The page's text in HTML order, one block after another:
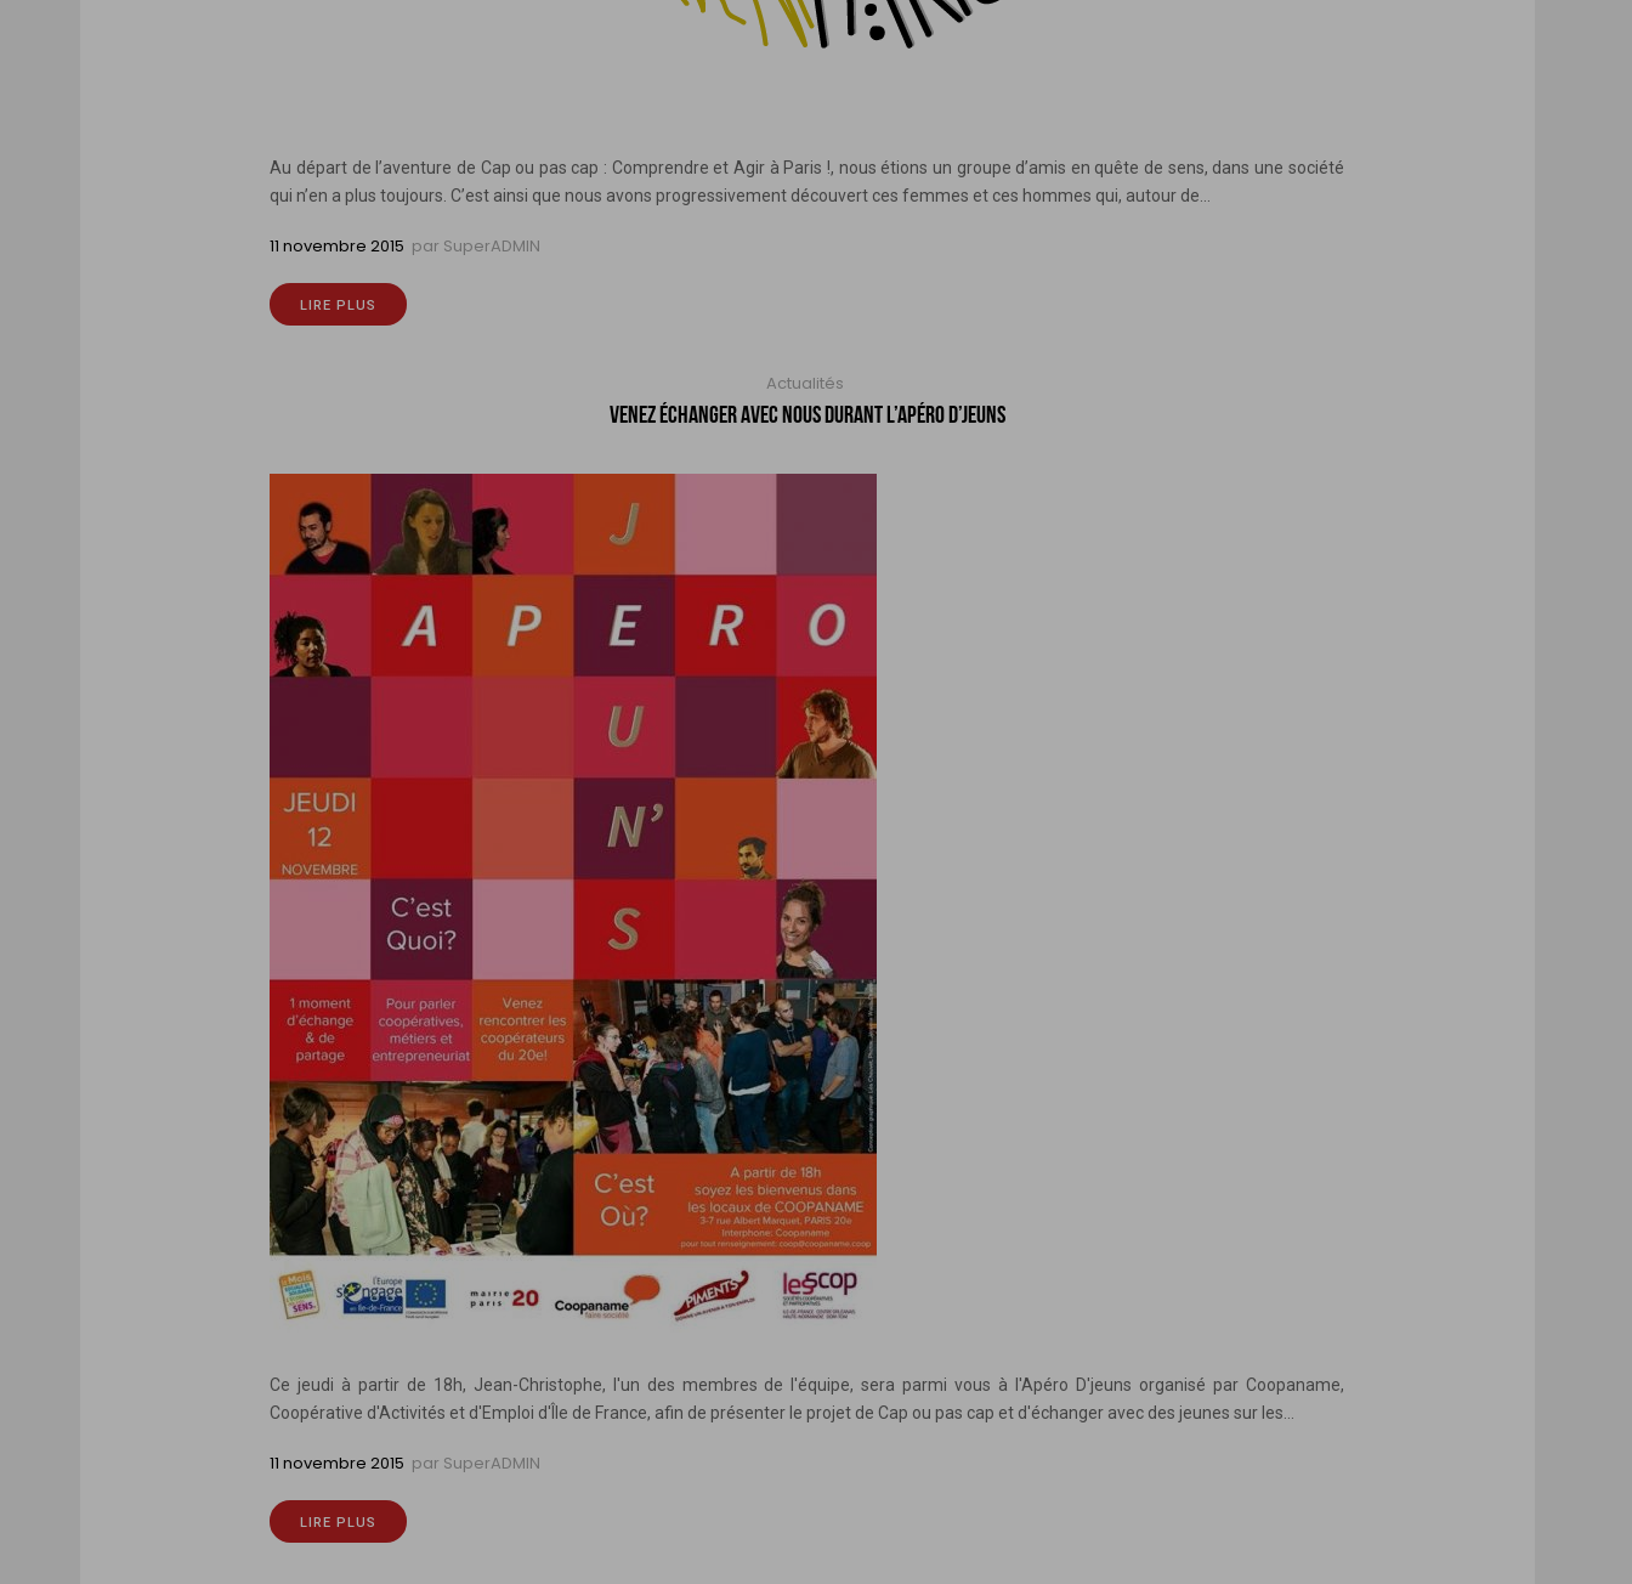
Au départ de l’aventure de Cap ou pas cap : Comprendre et Agir à Paris !, nous étions un groupe d’amis en quête de sens, dans une société
qui n’en a plus toujours. C’est ainsi que nous avons progressivement découvert ces femmes et ces hommes qui, autour de...
11 novembre 2015 par SuperADMIN
LIRE PLUS
Actualités
VENEZ ÉCHANGER AVEC NOUS DURANT L’APÉRO D’JEUNS
Ce jeudi à partir de 18h, Jean-Christophe, l'un des membres de l'équipe, sera parmi vous à l'Apéro D'jeuns organisé par Coopaname,
Coopérative d'Activités et d'Emploi d'Île de France​, afin de présenter le projet de Cap ou pas cap et d'échanger avec des jeunes sur les...
11 novembre 2015 par SuperADMIN
LIRE PLUS